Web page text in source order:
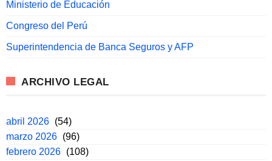
Ministerio de Educación
Congreso del Perú
Superintendencia de Banca Seguros y AFP
ARCHIVO LEGAL
abril 2026 (54)
marzo 2026 (96)
febrero 2026 (108)